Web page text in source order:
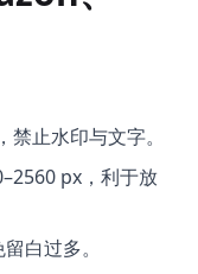
止水印与文字。
px，利于放
白过多。